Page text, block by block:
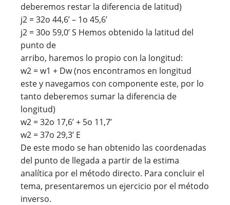
deberemos restar la diferencia de latitud)
j2 = 32o 44,6’ – 1o 45,6’
j2 = 30o 59,0’ S Hemos obtenido la latitud del
punto de
arribo, haremos lo propio con la longitud:
w2 = w1 + Dw (nos encontramos en longitud
este y navegamos con componente este, por lo
tanto deberemos sumar la diferencia de
longitud)
w2 = 32o 17,6’ + 5o 11,7’
w2 = 37o 29,3’ E
De este modo se han obtenido las coordenadas
del punto de llegada a partir de la estima
analítica por el método directo. Para concluir el
tema, presentaremos un ejercicio por el método
inverso.